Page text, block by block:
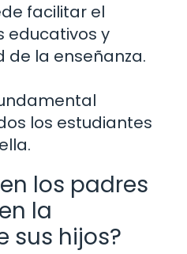
facilitar el
educativos y
la enseñanza.
los estudiantes
los padres
la
sus hijos?